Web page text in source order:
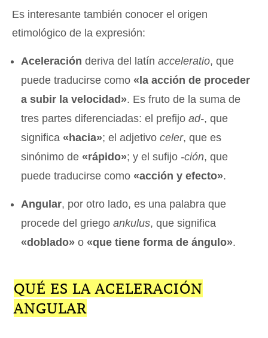
Es interesante también conocer el origen
etimológico de la expresión:
Aceleración deriva del latínacceleratio, que
puede traducirse como«la acción de proceder
a subir la velocidad». Es fruto de la suma de
tres partes diferenciadas: el prefijo ad-, que
significa«hacia»; el adjetivoceler, que es
sinónimo de «rápido»; y el sufijo -ción, que
puede traducirse como«acción y efecto».
Angular, por otro lado, es una palabra que
procede del griegoankulus, que significa
«doblado» o «que tiene forma de ángulo».
QUÉ ES LA ACELERACIÓN
ANGULAR